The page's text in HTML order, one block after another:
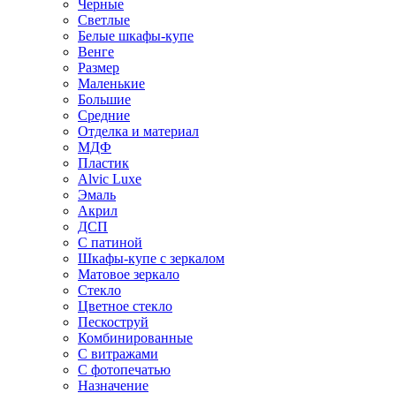
Черные
Светлые
Белые шкафы-купе
Венге
Размер
Маленькие
Большие
Средние
Отделка и материал
МДФ
Пластик
Alvic Luxe
Эмаль
Акрил
ДСП
С патиной
Шкафы-купе с зеркалом
Матовое зеркало
Стекло
Цветное стекло
Пескоструй
Комбинированные
С витражами
С фотопечатью
Назначение